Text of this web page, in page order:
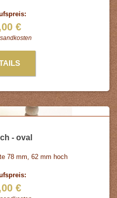
€
- oval
78 mm, 62 mm hoch
€